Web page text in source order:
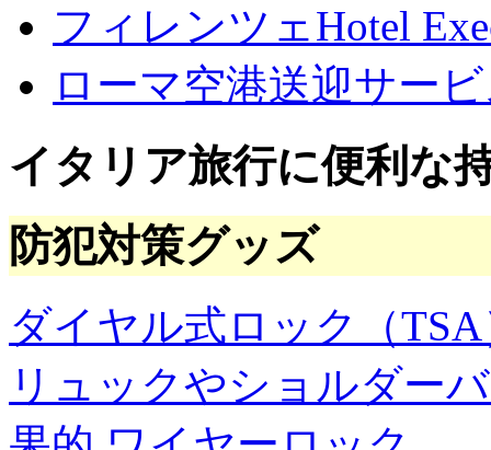
フィレンツェHotel
ローマ空港送迎サー
イタリア旅行に便利な
防犯対策グッズ
ダイヤル式ロック（
リュックやショルダー